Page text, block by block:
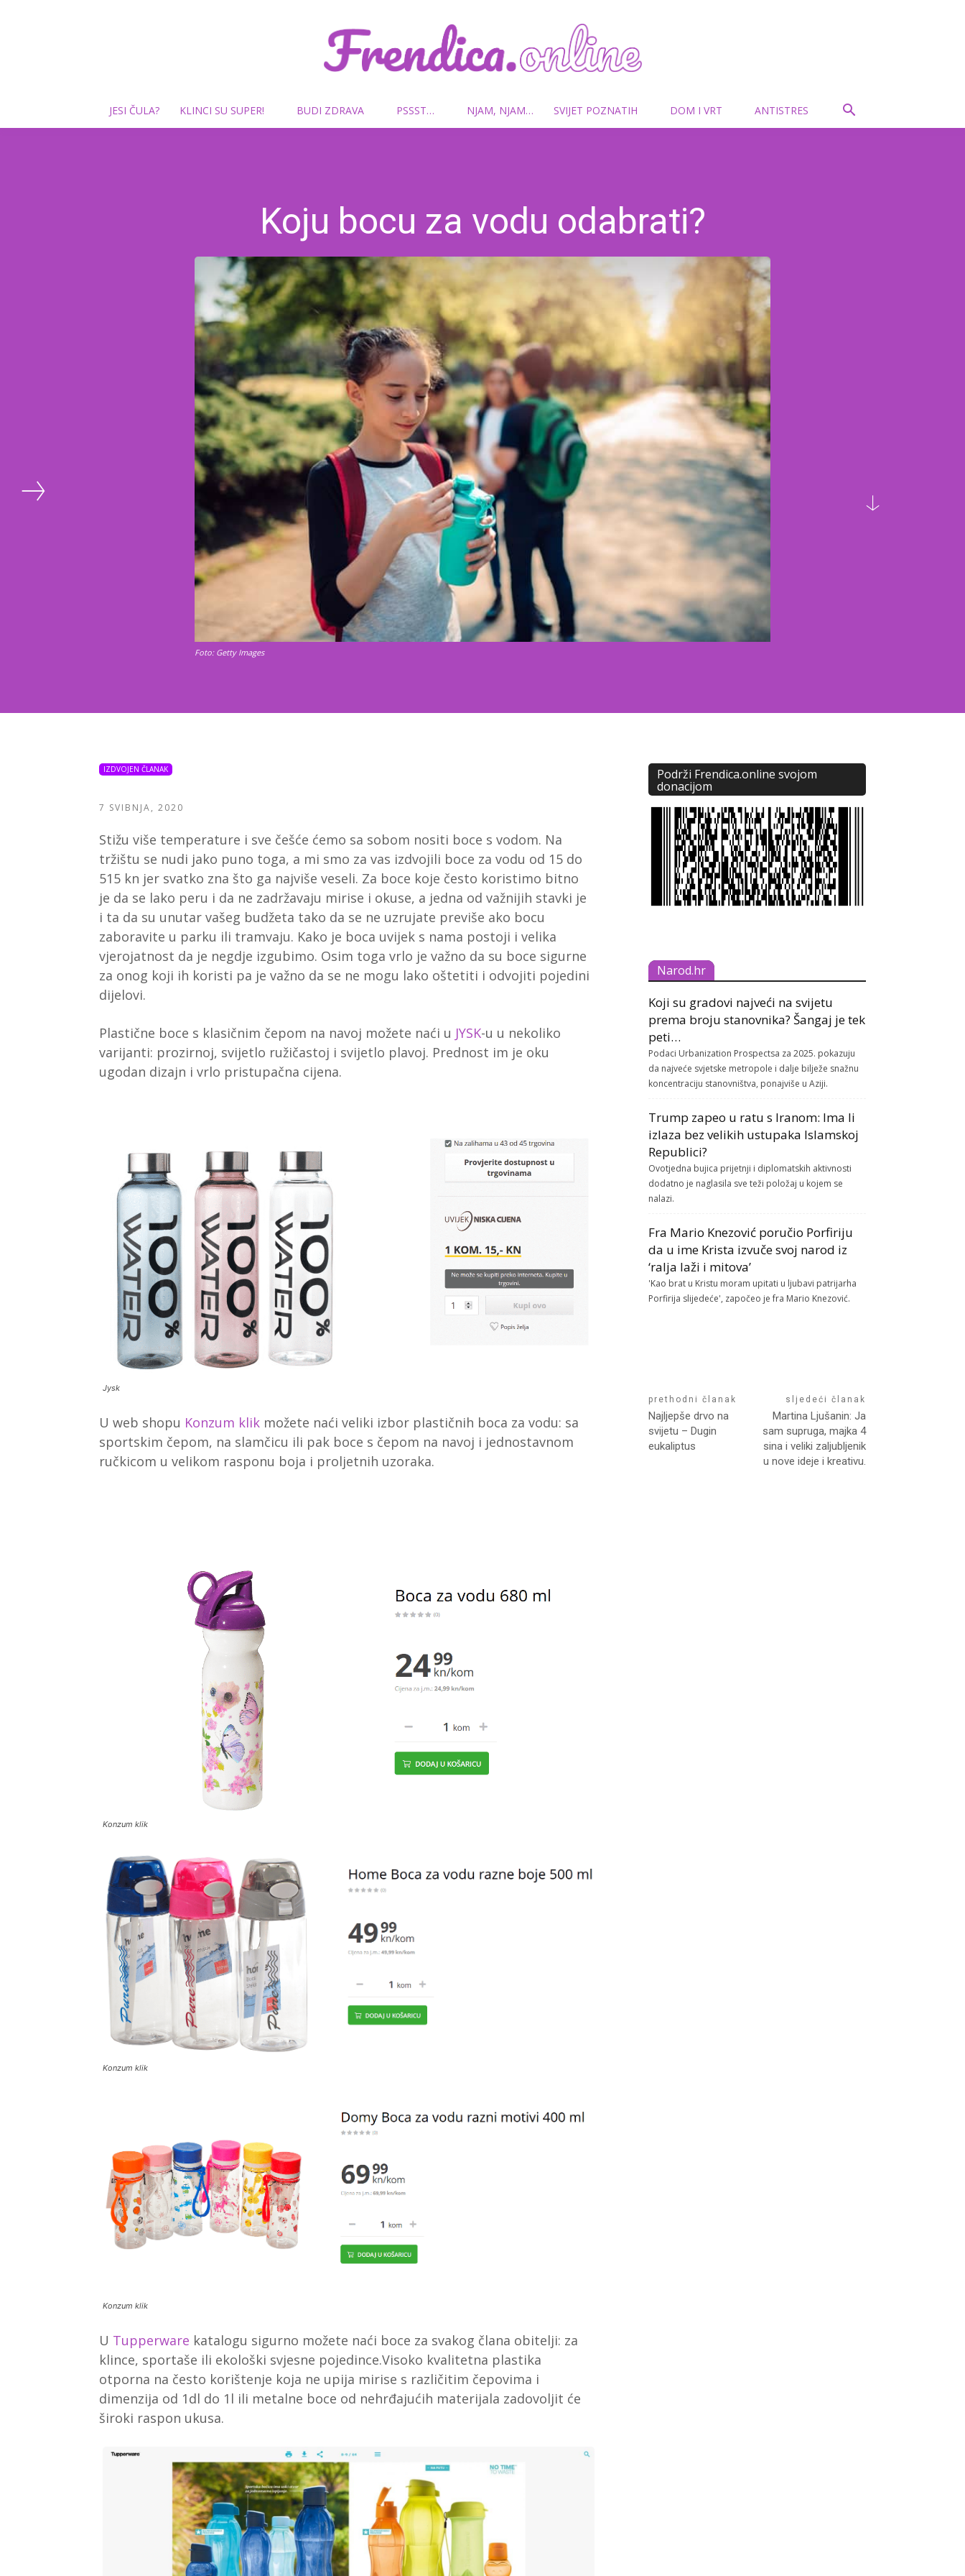
Frendica.online
JESI ČULA? KLINCI SU SUPER! BUDI ZDRAVA PSSST… NJAM, NJAM… SVIJET POZNATIH DOM I VRT ANTISTRES
Koju bocu za vodu odabrati?
Foto: Getty Images
IZDVOJEN ČLANAK
7 SVIBNJA, 2020
Stižu više temperature i sve češće ćemo sa sobom nositi boce s vodom. Na
tržištu se nudi jako puno toga, a mi smo za vas izdvojili boce za vodu od 15 do
515 kn jer svatko zna što ga najviše veseli. Za boce koje često koristimo bitno
je da se lako peru i da ne zadržavaju mirise i okuse, a jedna od važnijih stavki je
i ta da su unutar vašeg budžeta tako da se ne uzrujate previše ako bocu
zaboravite u parku ili tramvaju. Kako je boca uvijek s nama postoji i velika
vjerojatnost da je negdje izgubimo. Osim toga vrlo je važno da su boce sigurne
za onog koji ih koristi pa je važno da se ne mogu lako oštetiti i odvojiti pojedini
dijelovi.
Plastične boce s klasičnim čepom na navoj možete naći u JYSK-u u nekoliko
varijanti: prozirnoj, svijetlo ružičastoj i svijetlo plavoj. Prednost im je oku
ugodan dizajn i vrlo pristupačna cijena.
Jysk
U web shopu Konzum klik možete naći veliki izbor plastičnih boca za vodu: sa
sportskim čepom, na slamčicu ili pak boce s čepom na navoj i jednostavnom
ručkicom u velikom rasponu boja i proljetnih uzoraka.
Konzum klik
Konzum klik
Konzum klik
U Tupperware katalogu sigurno možete naći boce za svakog člana obitelji: za
klince, sportaše ili ekološki svjesne pojedince.Visoko kvalitetna plastika
otporna na često korištenje koja ne upija mirise s različitim čepovima i
dimenzija od 1dl do 1l ili metalne boce od nehrđajućih materijala zadovoljit će
široki raspon ukusa.
Podrži Frendica.online svojom
donacijom
Narod.hr
Koji su gradovi najveći na svijetu
prema broju stanovnika? Šangaj je tek
peti…
Podaci Urbanization Prospectsa za 2025. pokazuju
da najveće svjetske metropole i dalje bilježe snažnu
koncentraciju stanovništva, ponajviše u Aziji.
Trump zapeo u ratu s Iranom: Ima li
izlaza bez velikih ustupaka Islamskoj
Republici?
Ovotjedna bujica prijetnji i diplomatskih aktivnosti
dodatno je naglasila sve teži položaj u kojem se
nalazi.
Fra Mario Knezović poručio Porfiriju
da u ime Krista izvuče svoj narod iz
‘ralja laži i mitova’
'Kao brat u Kristu moram upitati u ljubavi patrijarha
Porfirija slijedeće', započeo je fra Mario Knezović.
prethodni članak
Najljepše drvo na
svijetu – Dugin
eukaliptus
sljedeći članak
Martina Ljušanin: Ja
sam supruga, majka 4
sina i veliki zaljubljenik
u nove ideje i kreativu.